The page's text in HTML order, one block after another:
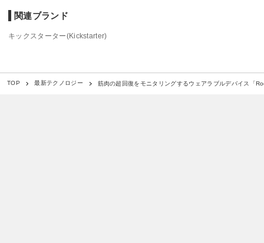
関連ブランド
キックスターター(Kickstarter)
TOP 最新テクノロジー 筋肉の超回復をモニタリングするウェアラブルデバイス「